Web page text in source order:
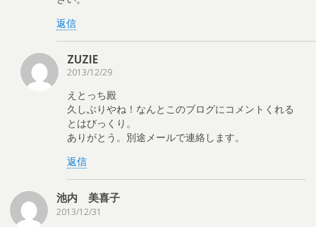
返信
ZUZIE
2013/12/29
えとっち殿
久しぶりやね！なんとこのブログにコメントくれる
とはびっくり。
ありがとう。別途メールで連絡します。
返信
池内 美喜子
2013/12/31